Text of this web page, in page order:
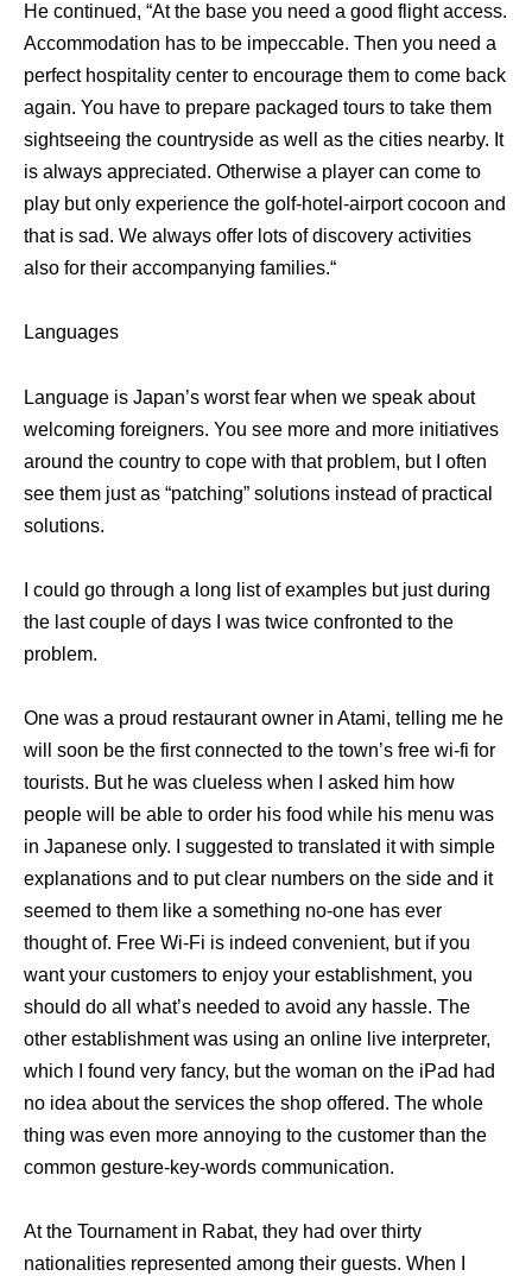
He continued, “At the base you need a good flight access.
Accommodation has to be impeccable. Then you need a
perfect hospitality center to encourage them to come back
again. You have to prepare packaged tours to take them
sightseeing the countryside as well as the cities nearby. It
is always appreciated. Otherwise a player can come to
play but only experience the golf-hotel-airport cocoon and
that is sad. We always offer lots of discovery activities
also for their accompanying families.“
Languages
Language is Japan’s worst fear when we speak about
welcoming foreigners. You see more and more initiatives
around the country to cope with that problem, but I often
see them just as “patching” solutions instead of practical
solutions.
I could go through a long list of examples but just during
the last couple of days I was twice confronted to the
problem.
One was a proud restaurant owner in Atami, telling me he
will soon be the first connected to the town’s free wi-fi for
tourists. But he was clueless when I asked him how
people will be able to order his food while his menu was
in Japanese only. I suggested to translated it with simple
explanations and to put clear numbers on the side and it
seemed to them like a something no-one has ever
thought of. Free Wi-Fi is indeed convenient, but if you
want your customers to enjoy your establishment, you
should do all what’s needed to avoid any hassle. The
other establishment was using an online live interpreter,
which I found very fancy, but the woman on the iPad had
no idea about the services the shop offered. The whole
thing was even more annoying to the customer than the
common gesture-key-words communication.
At the Tournament in Rabat, they had over thirty
nationalities represented among their guests. When I